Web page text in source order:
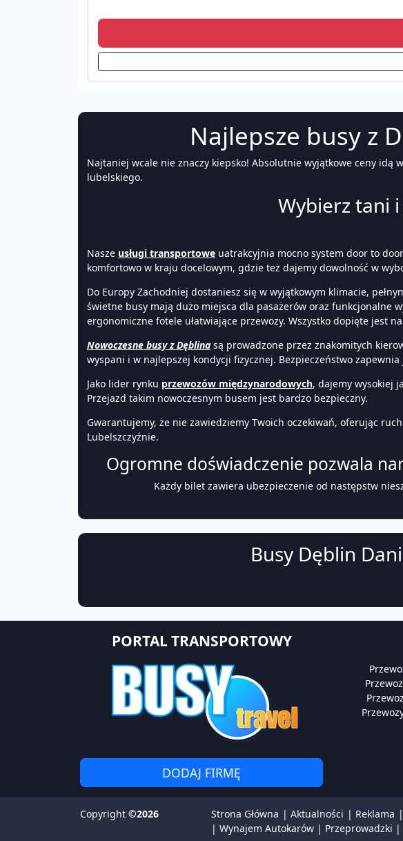
Najlepsze busy z
Najtaniej wcale nie znaczy kiepsko! Absolutnie wyjątkowe ceny idą
lubelskiego.
Wybierz tani
Nasze usługi transportowe uatrakcyjnia mocno system door to
komfortowo w kraju docelowym, gdzie też dajemy dowolność w
Do Europy Zachodniej dostaniesz się w wyjątkowym klimacie,
świetne busy mają dużo miejsca dla pasażerów oraz funkcjonalne
ergonomiczne fotele ułatwiające przewozy. Wszystko dopięte jest
Nowoczesne busy z Dęblina są prowadzone przez znakomitych
wyspani i w najlepszej kondycji fizycznej. Bezpieczeństwo
Jako lider rynku przewozów międzynarodowych, dajemy wysokiej
Przejazd takim nowoczesnym busem jest bardzo bezpieczny.
Gwarantujemy, że nie zawiedziemy Twoich oczekiwań, oferując
Lubelszczyźnie.
Ogromne doświadczenie pozwala
Każdy bilet zawiera ubezpieczenie od następstw
Busy Dęblin
PORTAL TRANSPORTOWY
DODAJ FIRMĘ
Copyright ©2026 Strona Główna |Aktualności | Reklama |
| Wynajem Autokarów | Przeprowadzki |